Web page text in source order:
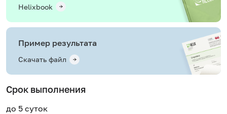
Helixbook
Пример результата
Скачать файл
Срок выполнения
до 5 суток